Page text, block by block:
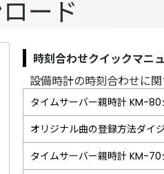
ード
時刻合わせクイックマニ
設備時計の時刻合わせに
タイムサーバー親時計 KM-80
オリジナル曲の登録方法ダイ
タイムサーバー親時計 KM-70